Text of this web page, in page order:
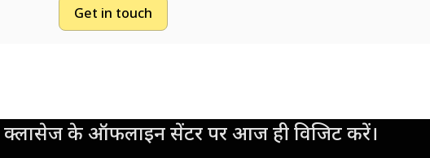
Get in touch
क्लासेज के ऑफलाइन सेंटर पर आज ही विजिट करें।